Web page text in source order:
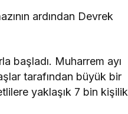
ardından Devrek
başladı. Muharrem ayı
tarafından büyük bir
yaklaşık 7 bin kişilik